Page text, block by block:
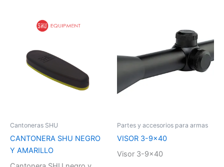
Cantoneras SHU
CANTONERA SHU NEGRO
Y AMARILLO
Partes y accesorios para armas
VISOR 3-9×40
Visor 3-9×40